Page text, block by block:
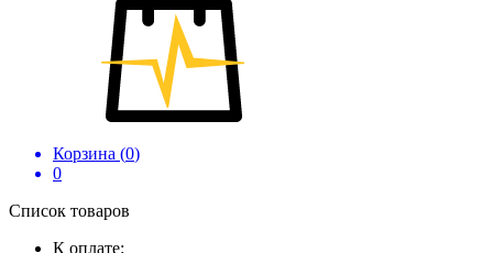
Корзина (0)
0
Список товаров
К оплате: